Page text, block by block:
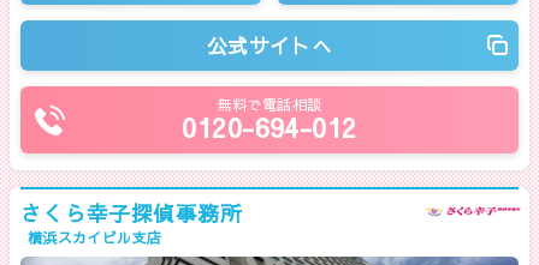
公式サイトへ
無料で電話相談
0120-694-012
さくら幸子探偵事務所
横浜スカイビル支店